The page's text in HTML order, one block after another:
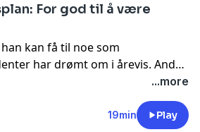
For god til å være
kan få til noe som
har drømt om i årevis. Andre
Hør alle episodene i appen NRK
...more
19min Play